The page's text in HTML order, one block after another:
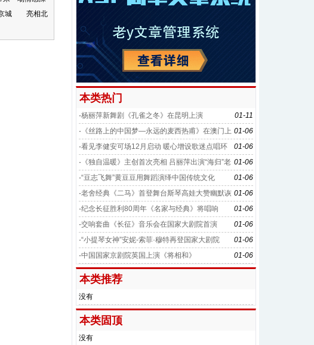
京城 亮相北
本类热门
01-11
·杨丽萍新舞剧《孔雀之冬》在昆明上演
01-06
· 《丝路上的中国梦—永远的麦西热甫》在澳门上
演
01-06
·看见李健安可场12月启动 暖心增设歌迷点唱环
节
01-06
· 《独自温暖》主创首次亮相 吕丽萍出演“海归”老
妇
01-06
·“豆志飞舞”黄豆豆用舞蹈演绎中国传统文化
01-06
·老舍经典《二马》首登舞台斯琴高娃大赞幽默诙
谐
01-06
·纪念长征胜利80周年《名家与经典》将唱响
01-06
·交响套曲《长征》音乐会在国家大剧院首演
01-06
·“小提琴女神”安妮-索菲·穆特再登国家大剧院
01-06
·中国国家京剧院英国上演《将相和》
本类推荐
没有
本类固顶
没有